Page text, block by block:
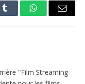
Tumblr WhatsAppEmail
"Film Streaming